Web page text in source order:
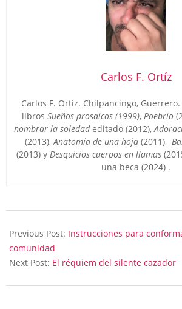
Carlos F. Ortíz
Carlos F. Ortiz. Chilpancingo,
libros Sueños prosaicos (1999), Poebrio
nombrar la soledadeditado (2012),
(2013), Anatomía de una hoja (2011),
(2013) y Desquicios cuerpos en llamas
una beca (2024) .
08-
17
Previous Post: Instrucciones para
comunidad
Next Post: El réquiem del silente cazador